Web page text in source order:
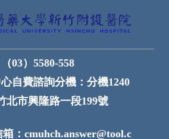
（03）5580-558
自費諮詢分機： 分機1240
北市興隆路一段199號
： cmuhch.answer@tool.c